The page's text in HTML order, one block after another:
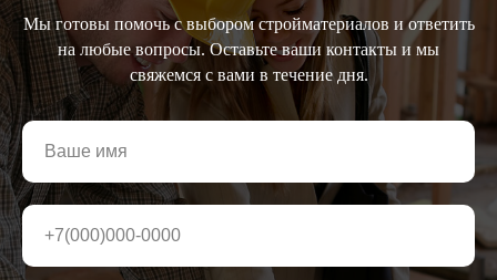
Мы готовы помочь с выбором стройматериалов и ответить
на любые вопросы. Оставьте ваши контакты и мы
свяжемся с вами в течение дня.